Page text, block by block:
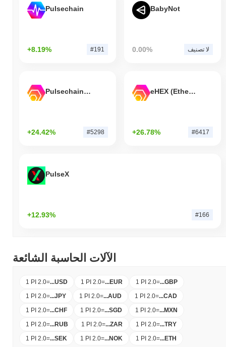
Pulsechain
+8.19% #191
BabyNot
0.00% لا تصنيف
Pulsechain Bridged HEX (Pulsechain)
+24.42% #5298
eHEX (Ethereum)
+26.78% #6417
PulseX
+12.93% #166
الآلات الحاسبة الشائعة
1 PI 2.0=...USD 1 PI 2.0=...EUR 1 PI 2.0=...GBP
1 PI 2.0=...JPY 1 PI 2.0=...AUD 1 PI 2.0=...CAD
1 PI 2.0=...CHF 1 PI 2.0=...SGD 1 PI 2.0=...MXN
1 PI 2.0=...RUB 1 PI 2.0=...ZAR 1 PI 2.0=...TRY
1 PI 2.0=...SEK 1 PI 2.0=...NOK 1 PI 2.0=...ETH